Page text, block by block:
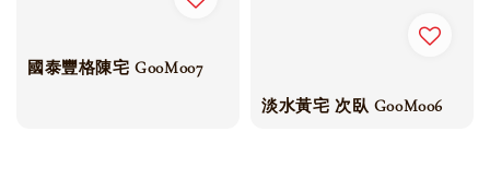
國泰豐格陳宅 G00M007
淡水黃宅 次臥 G00M006